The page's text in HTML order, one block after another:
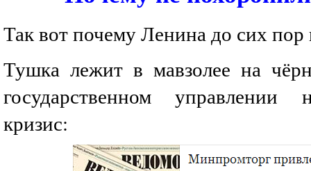
Так вот почему Ленина до сих пор
Тушка лежит в мавзолее на
государственном управлении
кризис: